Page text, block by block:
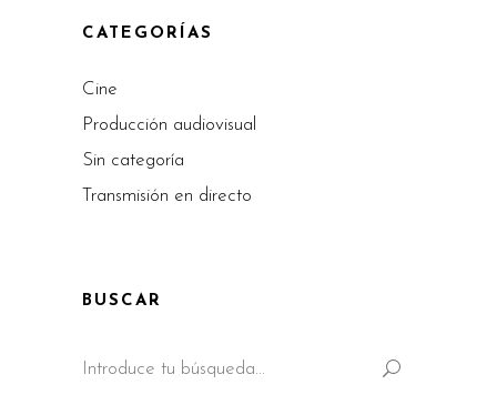
CATEGORÍAS
Cine
Producción audiovisual
Sin categoría
Transmisión en directo
BUSCAR
for: